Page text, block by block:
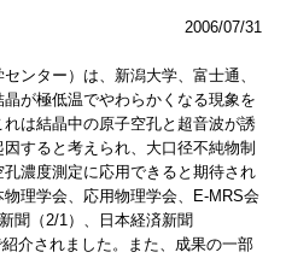
2006/07/31
ンター）は、新潟大学、富士通、
が極低温でやわらかくなる現象を
は結晶中の原子空孔と超音波が誘
すると考えられ、大口径不純物制
濃度測定に応用できると期待され
理学会、応用物理学会、E-MRS会
聞（2/1）、日本経済新聞
介されました。また、成果の一部